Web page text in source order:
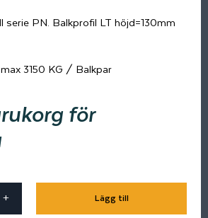
serie PN. Balkprofil LT höjd=130mm
3150 KG / Balkpar
för
+ Lägg till